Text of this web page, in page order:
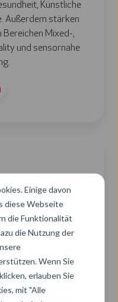
Einige davon
diese Webseite
die Funktionalität
die Nutzung der
Wenn Sie
erlauben Sie
mit "Alle
Künstliche
Außerdem stärken
Bereichen Mixed-,
und sensornahe
GmbH
als wichtigen